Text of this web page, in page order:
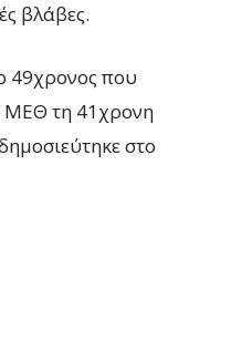
βλάβες.
49χρονος που
ΜΕΘ τη 41χρονη
στο